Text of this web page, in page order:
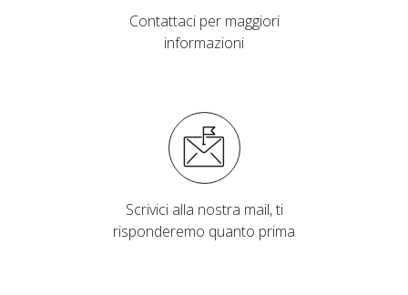
Contattaci per maggiori
informazioni
Scrivici alla nostra mail, ti
risponderemo quanto prima